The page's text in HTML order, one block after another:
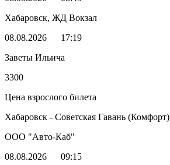
Хабаровск, ЖД Вокзал
08.08.2026
17:19
Заветы Ильича
3300
Цена взрослого билета
Хабаровск - Советская Гавань (Комфорт)
ООО "Авто-Каб"
08.08.2026
09:15